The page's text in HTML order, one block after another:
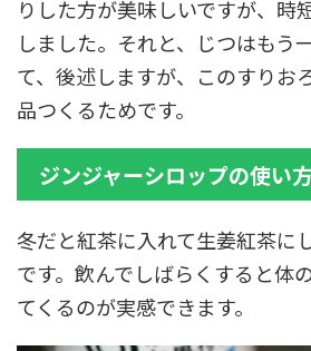
りした方が美味しいですが、時
しました。それと、じつはもう
て、後述しますが、このすりお
品つくるためです。
ジンジャーシロップの使い
冬だと紅茶に入れて生姜紅茶に
です。飲んでしばらくすると体
てくるのが実感できます。